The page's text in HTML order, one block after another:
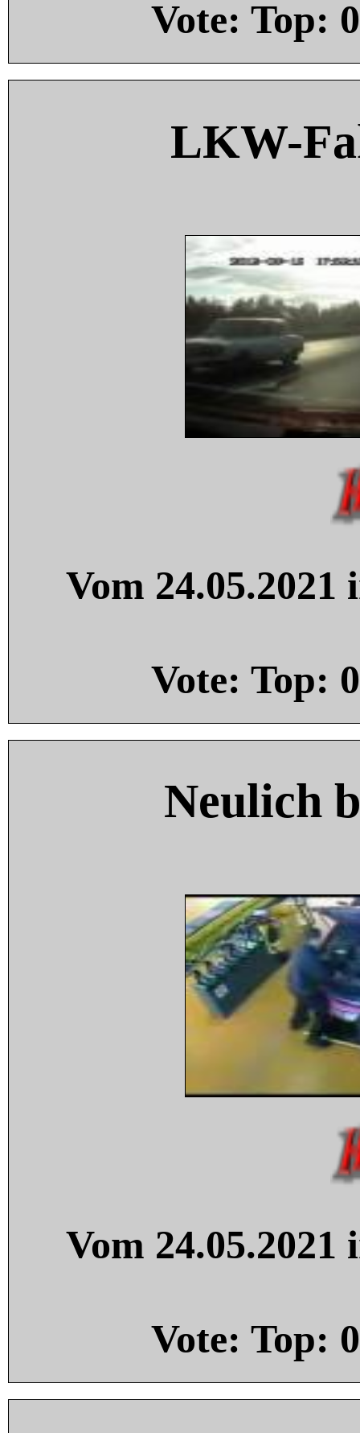
Vote: Top: 0
LKW-
Vom
Vote: Top: 0
Neulich
Vom
Vote: Top: 0